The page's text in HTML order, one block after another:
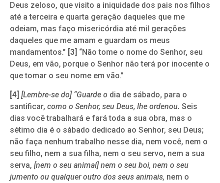
Deus zeloso, que visito a iniquidade dos pais nos filhos
até a terceira e quarta geração daqueles que me
odeiam, mas faço misericórdia até mil gerações
daqueles que me amam e guardam os meus
mandamentos.” [3] “Não tome o nome do Senhor, seu
Deus, em vão, porque o Senhor não terá por inocente o
que tomar o seu nome em vão.”
[4] [Lembre-se do] “Guarde o dia de sábado, para o
santificar, como o Senhor, seu Deus, lhe ordenou. Seis
dias você trabalhará e fará toda a sua obra, mas o
sétimo dia é o sábado dedicado ao Senhor, seu Deus;
não faça nenhum trabalho nesse dia, nem você, nem o
seu filho, nem a sua filha, nem o seu servo, nem a sua
serva, [nem o seu animal] nem o seu boi, nem o seu
jumento ou qualquer outro dos seus animais, nem o